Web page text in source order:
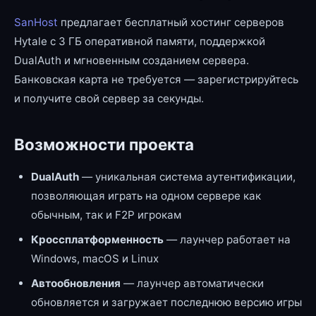
SanHost предлагает бесплатный хостинг серверов
Hytale с 3 ГБ оперативной памяти, поддержкой
DualAuth и мгновенным созданием сервера.
Банковская карта не требуется — зарегистрируйтесь
и получите свой сервер за секунды.
Возможности проекта
DualAuth — уникальная система аутентификации,
позволяющая играть на одном сервере как
обычным, так и F2P игрокам
Кроссплатформенность — лаунчер работает на
Windows, macOS и Linux
Автообновления — лаунчер автоматически
обновляется и загружает последнюю версию игры